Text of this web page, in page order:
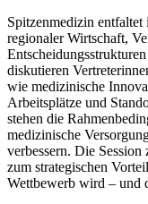
Spitzenmedizin
regionaler Wirtschaft,
diskutieren
wie medizinische
Arbeitsplätze und
stehen die
medizinische
verbessern. Die
zum strategischen
Wettbewerb wird – und